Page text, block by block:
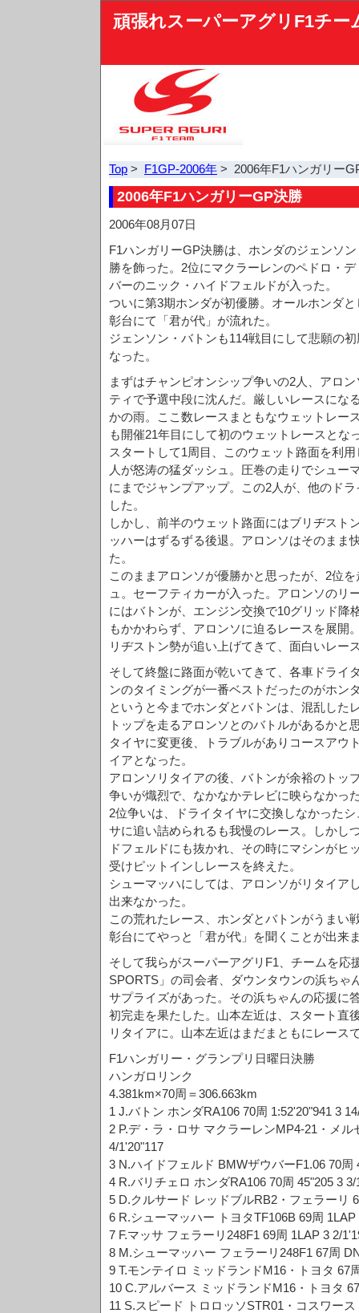
頑張れスーパーアグリF1チー
Top > F1GP-2006年 > 2006年F1ハンガリー
2006年F1ハンガリーGP決勝
2006年08月07日
F1ハンガリーGP決勝は、ホンダのジェンソ
勝を飾った。2位にマクラーレンのペドロ・
バーのニック・ハイドフェルドが入った。
ついに第3期ホンダが初優勝。オールホンダ
彰台にて「君が代」が流れた。
ジェンソン・バトンも114戦目にして悲願の
なった。
まずはチャンピオンシップ争いの2人、アロ
ティで予選中段に沈んだ。厳しいレースにな
かの雨。ここ数レースまともなウェットレー
も開催21年目にして初のウェットレースとな
スタートして1周目、このウェット路面を利
人が怒涛の猛ダッシュ。圧巻の走りでシュー
にまでジャンプアップ。この2人が、他のド
した。
しかし、前半のウェット路面にはブリヂスト
ッハーはずるずる後退。アロンソはそのまま
た。
このままアロンソが優勝かと思ったが、2位
ュ。セーフティカーが入った。アロンソのリ
にはバトンが、エンジン交換で10グリッド降
もかかわらず、アロンソに迫るレースを展開
リヂストン勢が追い上げてきて、面白いレー
そして終盤に路面が乾いてきて、各車ドライ
ンのタイミングが一番ベストだったのがホン
というと今までホンダとバトンは、混乱した
トップを走るアロンソとのバトルがあるかと
タイヤに変更後、トラブルがありコースアウ
イアとなった。
アロンソリタイアの後、バトンが余裕のトッ
争いが熾烈で、なかなかテレビに映らなかっ
2位争いは、ドライタイヤに交換しなかった
サに追い詰められるも我慢のレース。しかし
ドフェルドにも抜かれ、その時にマシンがヒ
受けピットインしレースを終えた。
シューマッハにしては、アロンソがリタイア
出来なかった。
この荒れたレース、ホンダとバトンがうまい
彰台にてやっと「君が代」を聞くことが出来
そして我らがスーパーアグリF1、チームを応
SPORTS」の司会者、ダウンタウンの浜ちゃ
サプライズがあった。その浜ちゃんの応援に
初完走を果たした。山本左近は、スタート直
リタイアに。山本左近はまだまともにレース
F1ハンガリー・グランプリ日曜日決勝
ハンガロリンク
4.381km×70周＝306.663km
1 J.バトン ホンダRA106 70周 1:52'20"941 3
2 P.デ・ラ・ロサ マクラーレンMP4-21・メル
4/1'20"117
3 N.ハイドフェルド BMWザウバーF1.06 70周
4 R.バリチェロ ホンダRA106 70周 45"205 3 3/
5 D.クルサード レッドブルRB2・フェラーリ
6 R.シューマッハー トヨタTF106B 69周 1LAP
7 F.マッサ フェラーリ248F1 69周 1LAP 3 2/
8 M.シューマッハー フェラーリ248F1 67周
9 T.モンテイロ ミッドランドM16・トヨタ 67
10 C.アルバース ミッドランドM16・トヨタ
11 S.スピード トロロッソSTR01・コスワー